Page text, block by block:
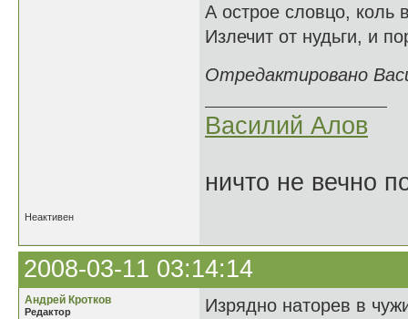
А острое словцо, коль
Излечит от нудьги, и
Отредактировано
Василий Алов
ничто не вечно
Неактивен
2008-03-11 03:14:14
Андрей Кротков
Редактор
Изрядно наторев в